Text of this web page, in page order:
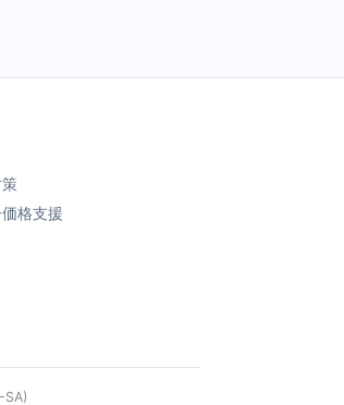
格支援
SA)